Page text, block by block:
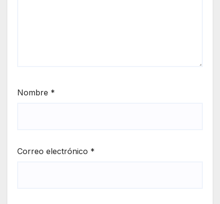
Nombre *
Correo electrónico *